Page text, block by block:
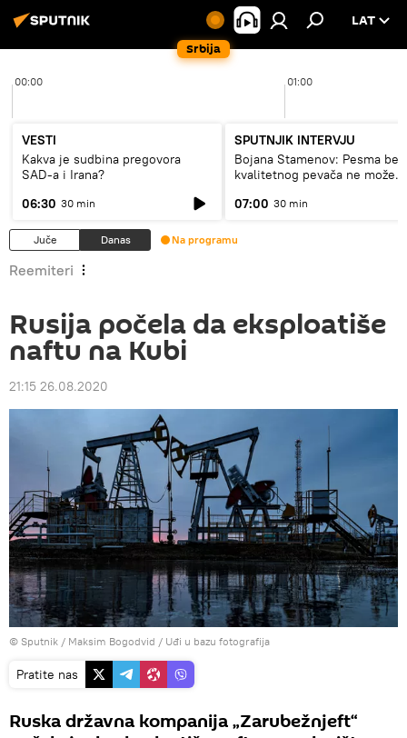
Srbija
LAT
00:00 01:00
VESTI
Kakva je sudbina pregovora
SAD-a i Irana?
06:30 30 min
SPUTNJIK INTERVJU
Bojana Stamenov: Pesma bez
kvalitetnog pevača ne može
07:00 30 min
Juče Danas Na programu
Reemiteri
Rusija počela da eksploatiše
naftu na Kubi
21:15 26.08.2020
© Sputnik / Maksim Bogodvid / Uđi u bazu fotografija
Pratite nas
Ruska državna kompanija „Zarubežnjeft“